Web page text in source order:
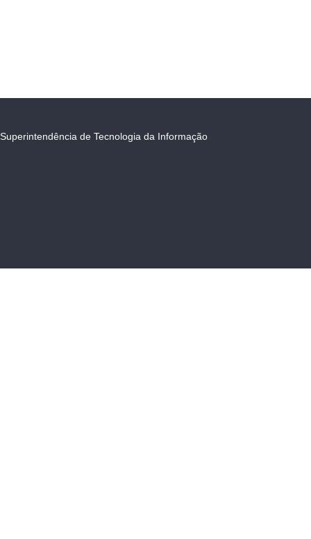
Superintendência de Tecnologia da Informação